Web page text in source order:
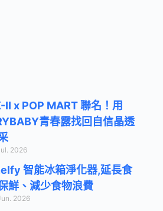
II x POP MART 聯名！用
青春露找回自信晶透
2026
智能冰箱淨化器,延長食
鮮、減少食物浪費
2026